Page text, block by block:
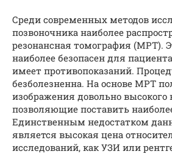
Среди современных методов
позвоночника наиболее
резонансная томография (МРТ).
наиболее безопасен для
имеет противопоказаний.
безболезненна. На основе МРТ
изображения довольно высокого
позволяющие поставить
Единственным недостатком
является высокая цена
исследований, как УЗИ или